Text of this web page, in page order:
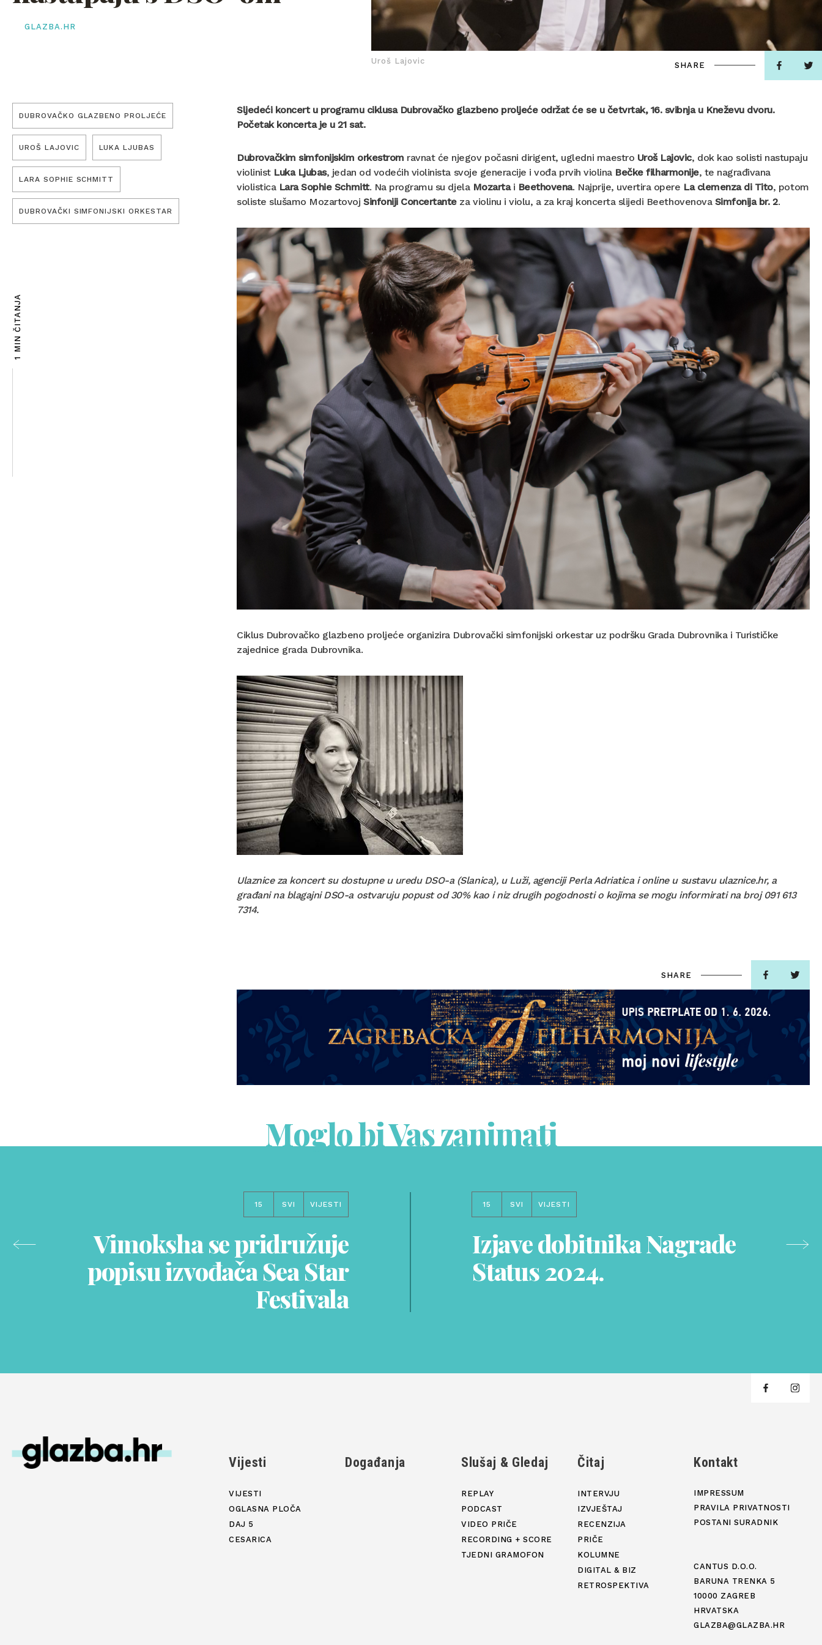
GLAZBA.HR
Uroš Lajovic SHARE
DUBROVAČKO GLAZBENO PROLJEĆE
UROŠ LAJOVIC LUKA LJUBAS
LARA SOPHIE SCHMITT
DUBROVAČKI SIMFONIJSKI ORKESTAR
1 MIN ČITANJA
Sljedeći koncert u programu ciklusa Dubrovačko glazbeno proljeće održat će se u četvrtak, 16. svibnja u Kneževu dvoru.
Početak koncerta je u 21 sat.
Dubrovačkim simfonijskim orkestrom ravnat će njegov počasni dirigent, ugledni maestro Uroš Lajovic, dok kao solisti nastupaju
violinist Luka Ljubas, jedan od vodećih violinista svoje generacije i vođa prvih violina Bečke filharmonije, te nagrađivana
violistica Lara Sophie Schmitt. Na programu su djela Mozartai Beethovena. Najprije, uvertira opere La clemenza di Tito, potom
soliste slušamo MozartovojSinfoniji Concertanteza violinu i violu, a za kraj koncerta slijedi Beethovenova Simfonija br. 2.
Ciklus Dubrovačko glazbeno proljeće organizira Dubrovački simfonijski orkestar uz podršku Grada Dubrovnika i Turističke
zajednice grada Dubrovnika.
Ulaznice za koncert su dostupne u uredu DSO-a (Slanica), u Luži, agenciji Perla Adriatica i online u sustavu ulaznice.hr, a
građani na blagajni DSO-a ostvaruju popust od 30% kao i niz drugih pogodnosti o kojima se mogu informirati na broj 091 613
7314.
SHARE
Moglo bi Vas zanimati
15 SVI VIJESTI
Vimoksha se pridružuje
popisu izvođača Sea Star
Festivala
15 SVI VIJESTI
Izjave dobitnika Nagrade
Status 2024.
Vijesti
VIJESTI
OGLASNA PLOČA
DAJ 5
CESARICA
Događanja Slušaj & Gledaj
REPLAY
PODCAST
VIDEO PRIČE
RECORDING + SCORE
TJEDNI GRAMOFON
Čitaj
INTERVJU
IZVJEŠTAJ
RECENZIJA
PRIČE
KOLUMNE
DIGITAL & BIZ
RETROSPEKTIVA
Kontakt
IMPRESSUM
PRAVILA PRIVATNOSTI
POSTANI SURADNIK
CANTUS D.O.O.
BARUNA TRENKA 5
10000 ZAGREB
HRVATSKA
GLAZBA@GLAZBA.HR